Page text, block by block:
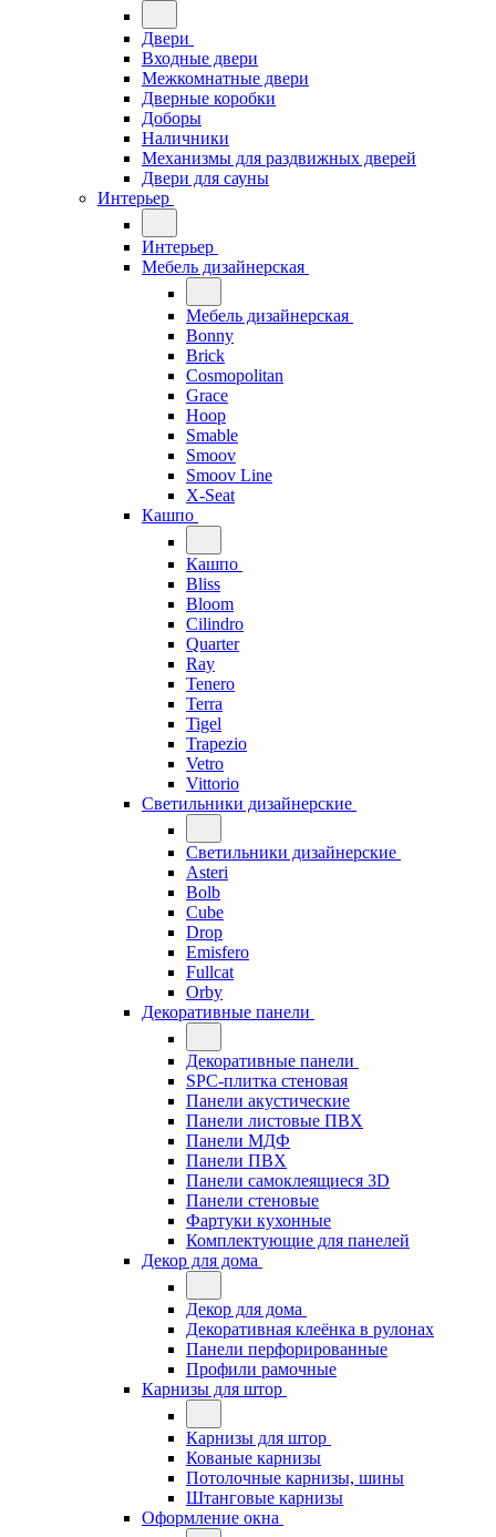
Двери
Входные двери
Межкомнатные двери
Дверные коробки
Доборы
Наличники
Механизмы для раздвижных дверей
Двери для сауны
Интерьер
Интерьер
Мебель дизайнерская
Мебель дизайнерская
Bonny
Brick
Cosmopolitan
Grace
Hoop
Smable
Smoov
Smoov Line
X-Seat
Кашпо
Кашпо
Bliss
Bloom
Cilindro
Quarter
Ray
Tenero
Terra
Tigel
Trapezio
Vetro
Vittorio
Светильники дизайнерские
Светильники дизайнерские
Asteri
Bolb
Cube
Drop
Emisfero
Fullcat
Orby
Декоративные панели
Декоративные панели
SPC-плитка стеновая
Панели акустические
Панели листовые ПВХ
Панели МДФ
Панели ПВХ
Панели самоклеящиеся 3D
Панели стеновые
Фартуки кухонные
Комплектующие для панелей
Декор для дома
Декор для дома
Декоративная клеёнка в рулонах
Панели перфорированные
Профили рамочные
Карнизы для штор
Карнизы для штор
Кованые карнизы
Потолочные карнизы, шины
Штанговые карнизы
Оформление окна